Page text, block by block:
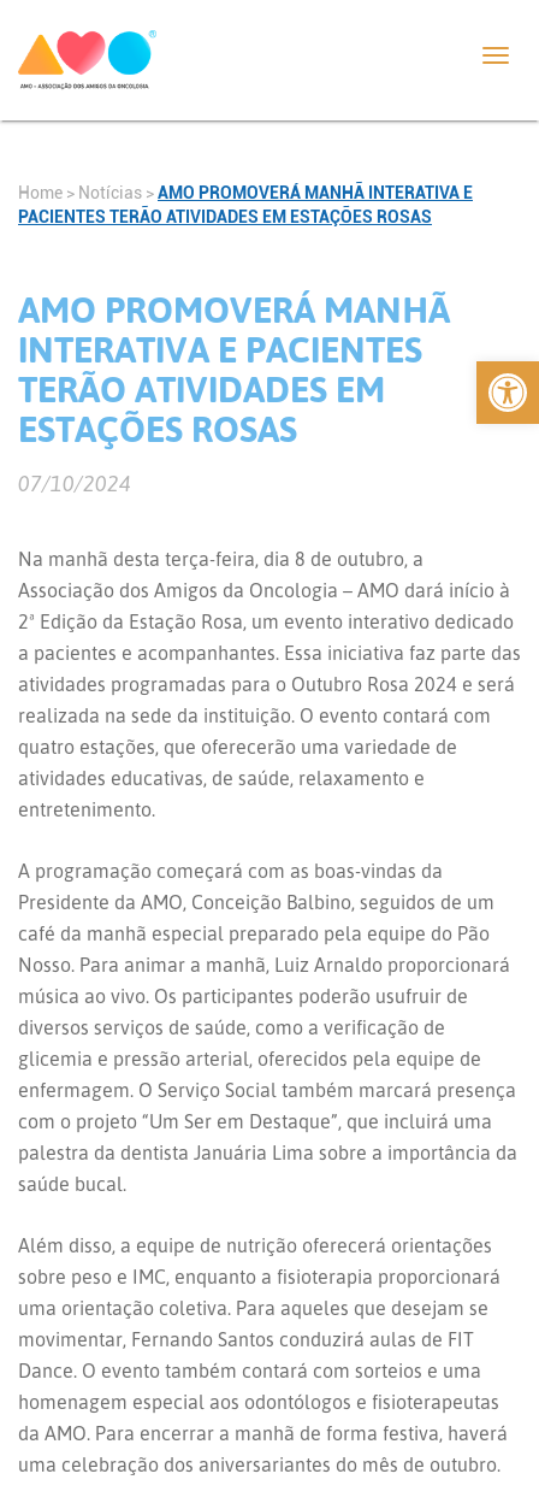
Abrir
Home > Notícias >AMO PROMOVERÁ MANHÃ INTERATIVA E
PACIENTES TERÃO ATIVIDADES EM ESTAÇÕES ROSAS
AMO PROMOVERÁ MANHÃ
INTERATIVA E PACIENTES
TERÃO ATIVIDADES EM
ESTAÇÕES ROSAS
07/10/2024
Na manhã desta terça-feira, dia 8 de outubro, a
Associação dos Amigos da Oncologia – AMO dará início à
2ª Edição da Estação Rosa, um evento interativo dedicado
a pacientes e acompanhantes. Essa iniciativa faz parte das
atividades programadas para o Outubro Rosa 2024 e será
realizada na sede da instituição. O evento contará com
quatro estações, que oferecerão uma variedade de
atividades educativas, de saúde, relaxamento e
entretenimento.
A programação começará com as boas-vindas da
Presidente da AMO, Conceição Balbino, seguidos de um
café da manhã especial preparado pela equipe do Pão
Nosso. Para animar a manhã, Luiz Arnaldo proporcionará
música ao vivo. Os participantes poderão usufruir de
diversos serviços de saúde, como a verificação de
glicemia e pressão arterial, oferecidos pela equipe de
enfermagem. O Serviço Social também marcará presença
com o projeto “Um Ser em Destaque”, que incluirá uma
palestra da dentista Januária Lima sobre a importância da
saúde bucal.
Além disso, a equipe de nutrição oferecerá orientações
sobre peso e IMC, enquanto a fisioterapia proporcionará
uma orientação coletiva. Para aqueles que desejam se
movimentar, Fernando Santos conduzirá aulas de FIT
Dance. O evento também contará com sorteios e uma
homenagem especial aos odontólogos e fisioterapeutas
da AMO. Para encerrar a manhã de forma festiva, haverá
uma celebração dos aniversariantes do mês de outubro.